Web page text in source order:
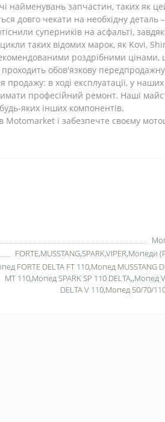
найменувань запчастин, таких як
довго чекати на необхідну
суперників на асфальті,
таких відомих марок, як Kovi,
роздрібними цінами,
обов'язкову
в ході експлуатації, у
професійний ремонт. Наші
яких інших компонентів.
і забезпечте своєму
FORTE,MUSSTANG,SPARK,VIPER,Мопеди
FORTE DELTA FT 110,Мопед MUSSTANG
MT 110,Мопед SPARK SP 110 DELTA,,Мопед
DELTA V 110,Мопед 50/70/